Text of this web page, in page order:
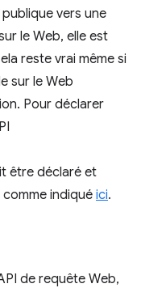
vers une
le Web, elle est
reste vrai même si
sur le Web
Pour déclarer
être déclaré et
indiqué ici.
de requête Web,